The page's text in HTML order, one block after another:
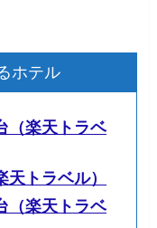
ホテル
（楽天トラベ
トラベル）
（楽天トラベ